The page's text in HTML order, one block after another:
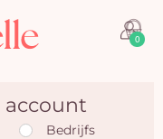
0
account
Bedrijfs